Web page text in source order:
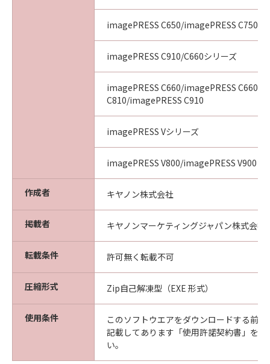
imagePRESS C650/imagePRESS C750/
imagePRESS C910/C660シリーズ
imagePRESS C660/imagePRESS
C810/imagePRESS C910
imagePRESS Vシリーズ
imagePRESS V800/imagePRESS V900
作成者 キヤノン株式会社
掲載者 キヤノンマーケティングジャパン株式会社
転載条件 許可無く転載不可
圧縮形式 Zip自己解凍型（EXE 形式）
使用条件
このソフトウエアをダウンロードする前
記載してあります「使用許諾契約書」を
い。